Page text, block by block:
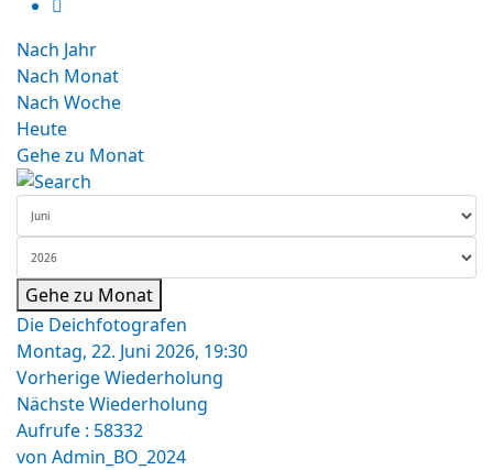
Nach Jahr
Nach Monat
Nach Woche
Heute
Gehe zu Monat
Gehe zu Monat
Die Deichfotografen
Montag, 22. Juni 2026, 19:30
Vorherige Wiederholung
Nächste Wiederholung
Aufrufe : 58332
von Admin_BO_2024